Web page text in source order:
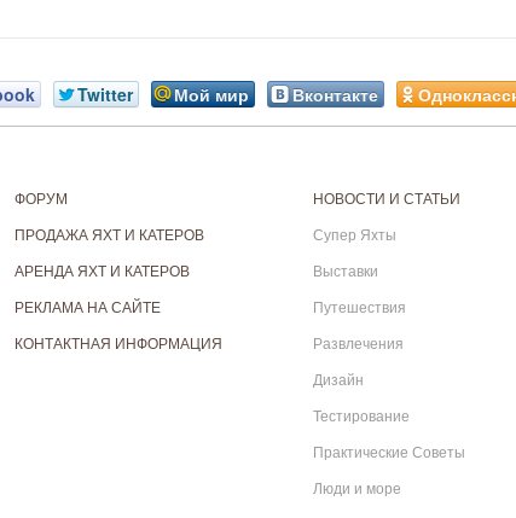
Twitter Мой мир Вконтакте
ФОРУМ
ПРОДАЖА ЯХТ И КАТЕРОВ
АРЕНДА ЯХТ И КАТЕРОВ
РЕКЛАМА НА САЙТЕ
КОНТАКТНАЯ ИНФОРМАЦИЯ
НОВОСТИ И СТАТЬИ
Супер Яхты
Выставки
Путешествия
Развлечения
Дизайн
Тестирование
Практические Советы
Люди и море